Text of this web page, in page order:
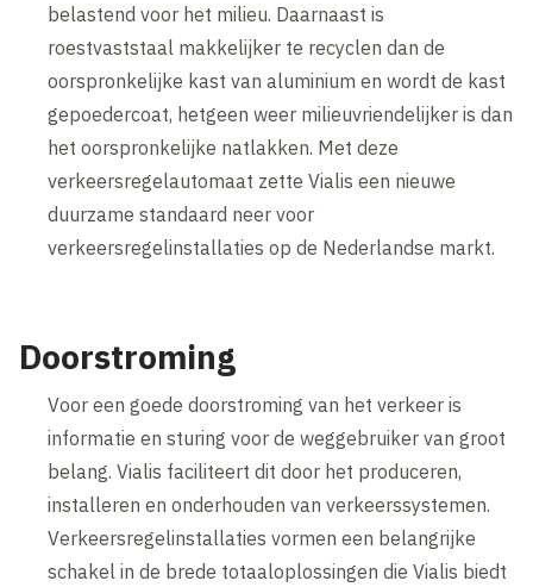
belastend voor het milieu. Daarnaast is
roestvaststaal makkelijker te recyclen dan de
oorspronkelijke kast van aluminium en wordt de kast
gepoedercoat, hetgeen weer milieuvriendelijker is dan
het oorspronkelijke natlakken. Met deze
verkeersregelautomaat zette Vialis een nieuwe
duurzame standaard neer voor
verkeersregelinstallaties op de Nederlandse markt.
Doorstroming
Voor een goede doorstroming van het verkeer is
informatie en sturing voor de weggebruiker van groot
belang. Vialis faciliteert dit door het produceren,
installeren en onderhouden van verkeerssystemen.
Verkeersregelinstallaties vormen een belangrijke
schakel in de brede totaaloplossingen die Vialis biedt